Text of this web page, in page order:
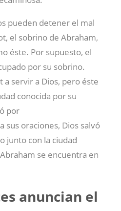
pueden detener el mal
el sobrino de Abraham,
éste. Por supuesto, el
por su sobrino.
a servir a Dios, pero éste
conocida por su
por
sus oraciones, Dios salvó
junto con la ciudad
se encuentra en
anuncian el